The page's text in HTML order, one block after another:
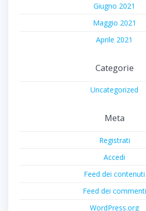
Giugno 2021
Maggio 2021
Aprile 2021
Categorie
Uncategorized
Meta
Registrati
Accedi
Feed dei contenuti
Feed dei commenti
WordPress.org